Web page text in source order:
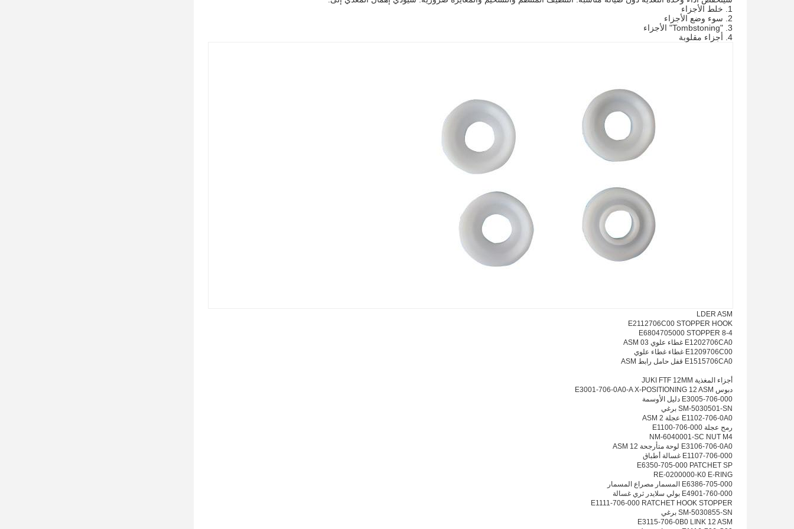
1. خلط الأجزاء
2. سوء وضع الأجزاء
3. "Tombstoning" الأجزاء
4. أجزاء مقلوبة
LDER ASM
E2112706C00 STOPPER HOOK
E6804705000 STOPPER 8-4
E1202706CA0 غطاء علوي 03 ASM
E1209706C00 غطاء غطاء علوي
E1515706CA0 قفل حامل رابط ASM
أجزاء المغذية JUKI FTF 12MM
دبوس E3001-706-0A0-A X-POSITIONING 12 ASM
E3005-706-000 دليل الأوسمة
SM-5030501-SN برغي
E1102-706-0A0 عجلة 2 ASM
رمح عجلة E1100-706-000
NM-6040001-SC NUT M4
E3106-706-0A0 لوحة متأرجحة 12 ASM
E1107-706-000 غسالة أطباق
E6350-705-000 PATCHET SP
RE-0200000-K0 E-RING
E6386-705-000 المسمار مصراع المسمار
E4901-760-000 بولي سلايدر ثري غسالة
E1111-706-000 RATCHET HOOK STOPPER
SM-5030855-SN برغي
E3115-706-0B0 LINK 12 ASM